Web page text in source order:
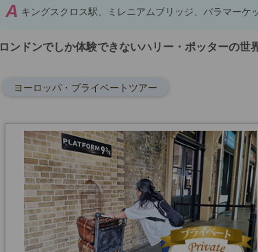
A キングスクロス駅、ミレニアムブリッジ、バラマーケ
ロンドンでしか体験できないハリー・ポッターの世
ヨーロッパ・プライベートツアー